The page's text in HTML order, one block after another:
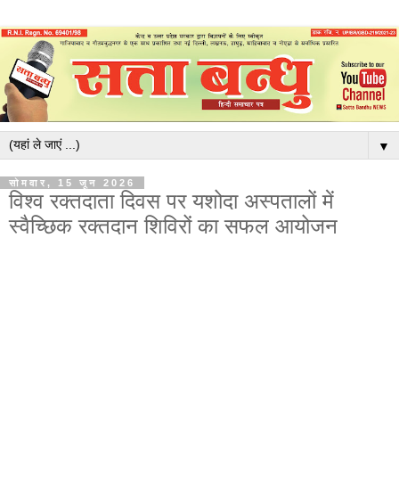
▼
सोमवार, 15 जून 2026
विश्व रक्तदाता दिवस पर यशोदा अस्पतालों में
स्वैच्छिक रक्तदान शिविरों का सफल आयोजन